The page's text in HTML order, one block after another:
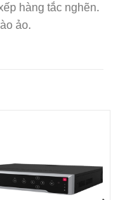
hàng tắc nghẽn.
ảo.